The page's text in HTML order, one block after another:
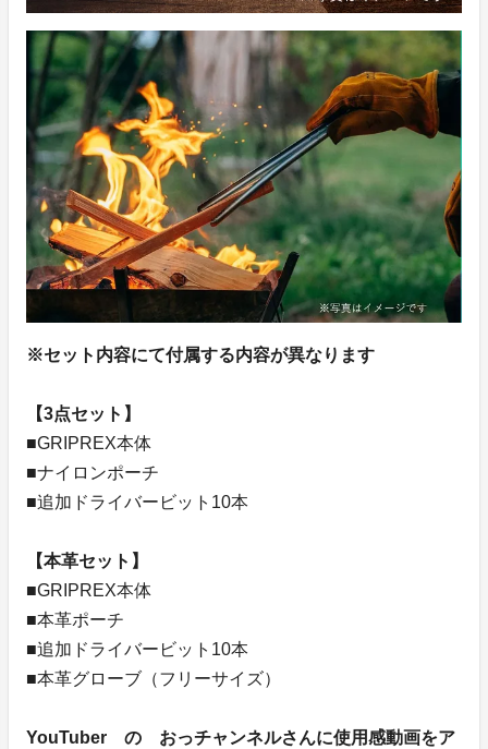
※セット内容にて付属する内容が異なります
【3点セット】
■GRIPREX本体
■ナイロンポーチ
■追加ドライバービット10本
【本革セット】
■GRIPREX本体
■本革ポーチ
■追加ドライバービット10本
■本革グローブ（フリーサイズ）
YouTuber の おっチャンネルさんに使用感動画をア